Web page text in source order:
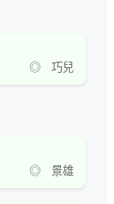
◎ 巧兒
◎ 景雄